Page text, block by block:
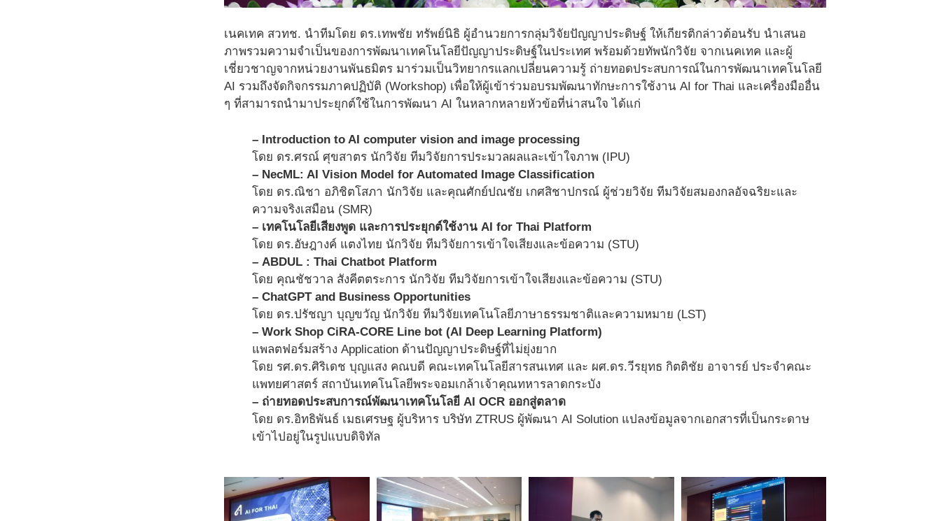
เนคเทค สวทช. นำทีมโดย ดร.เทพชัย ทรัพย์นิธิ ผู้อำนวยการกลุ่มวิจัยปัญญาประดิษฐ์ ให้เกียรติกล่าวต้อนรับ นำเสนอ
ภาพรวมความจำเป็นของการพัฒนาเทคโนโลยีปัญญาประดิษฐ์ในประเทศ พร้อมด้วยทัพนักวิจัย จากเนคเทค และผู้
เชี่ยวชาญจากหน่วยงานพันธมิตร มาร่วมเป็นวิทยากรแลกเปลี่ยนความรู้ ถ่ายทอดประสบการณ์ในการพัฒนาเทคโนโลยี
AI รวมถึงจัดกิจกรรมภาคปฏิบัติ (Workshop) เพื่อให้ผู้เข้าร่วมอบรมพัฒนาทักษะการใช้งาน AI for Thai และเครื่องมืออื่น
ๆ ที่สามารถนำมาประยุกต์ใช้ในการพัฒนา AI ในหลากหลายหัวข้อที่น่าสนใจ ได้แก่
– Introduction to AI computer vision and image processing
โดย ดร.ศรณ์ ศุขสาตร นักวิจัย ทีมวิจัยการประมวลผลและเข้าใจภาพ (IPU)
– NecML: AI Vision Model for Automated Image Classification
โดย ดร.ณิชา อภิชิตโสภา นักวิจัย และคุณศักย์ปณชัย เกศสิชาปกรณ์ ผู้ช่วยวิจัย ทีมวิจัยสมองกลอัจฉริยะและ
ความจริงเสมือน (SMR)
– เทคโนโลยีเสียงพูด และการประยุกต์ใช้งาน AI for Thai Platform
โดย ดร.อัษฎางค์ แตงไทย นักวิจัย ทีมวิจัยการเข้าใจเสียงและข้อความ (STU)
– ABDUL : Thai Chatbot Platform
โดย คุณชัชวาล สังคีตตระการ นักวิจัย ทีมวิจัยการเข้าใจเสียงและข้อความ (STU)
– ChatGPT and Business Opportunities
โดย ดร.ปรัชญา บุญขวัญ นักวิจัย ทีมวิจัยเทคโนโลยีภาษาธรรมชาติและความหมาย (LST)
– Work Shop CiRA-CORE Line bot (AI Deep Learning Platform)
แพลตฟอร์มสร้าง Application ด้านปัญญาประดิษฐ์ที่ไม่ยุ่งยาก
โดย รศ.ดร.ศิริเดช บุญแสง คณบดี คณะเทคโนโลยีสารสนเทศ และ ผศ.ดร.วีรยุทธ กิตติชัย อาจารย์ ประจำคณะ
แพทยศาสตร์ สถาบันเทคโนโลยีพระจอมเกล้าเจ้าคุณทหารลาดกระบัง
– ถ่ายทอดประสบการณ์พัฒนาเทคโนโลยี AI OCR ออกสู่ตลาด
โดย ดร.อิทธิพันธ์ เมธเศรษฐ ผู้บริหาร บริษัท ZTRUS ผู้พัฒนา AI Solution แปลงข้อมูลจากเอกสารที่เป็นกระดาษ
เข้าไปอยู่ในรูปแบบดิจิทัล